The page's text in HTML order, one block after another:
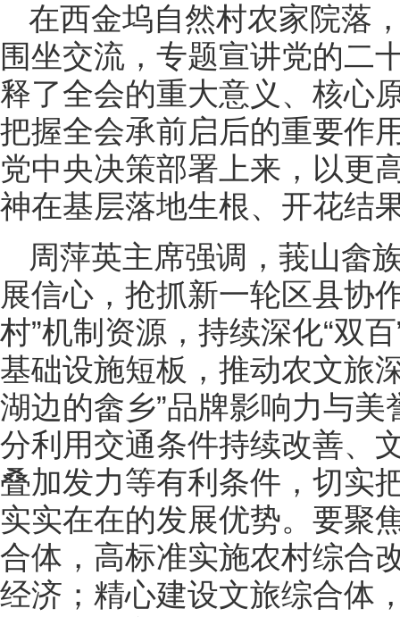
在西金坞自然村农家院落
围坐交流，专题宣讲党的二
释了全会的重大意义、核心
把握全会承前启后的重要作
党中央决策部署上来，以更
神在基层落地生根、开花结
周萍英主席强调，莪山畲
展信心，抢抓新一轮区县协
村”机制资源，持续深化“双
基础设施短板，推动农文旅
湖边的畲乡”品牌影响力与
分利用交通条件持续改善、
叠加发力等有利条件，切实
实实在在的发展优势。要聚
合体，高标准实施农村综合
经济；精心建设文旅综合体